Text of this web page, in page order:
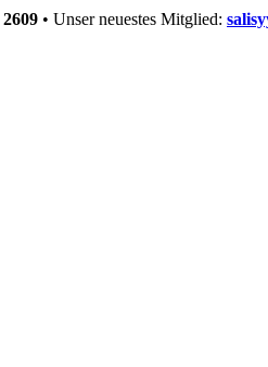
2609 • Unser neuestes Mitglied: